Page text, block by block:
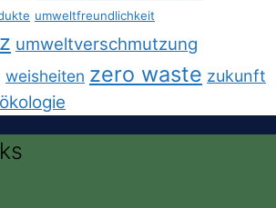
umweltfreundlichkeit
umweltverschmutzung
weisheiten zero waste zukunft
ökologie